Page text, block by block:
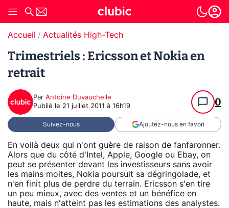
Accueil Actualités High-Tech
Trimestriels : Ericsson et Nokia en
retrait
Par Antoine Duvauchelle
Publié le 21 juillet 2011 à 16h19 0
Suivez-nous Ajoutez-nous en favori
En voilà deux qui n'ont guère de raison de fanfaronner.
Alors que du côté d'Intel, Apple, Google ou Ebay, on
peut se présenter devant les investisseurs sans avoir
les mains moites, Nokia poursuit sa dégringolade, et
n'en finit plus de perdre du terrain. Ericsson s'en tire
un peu mieux, avec des ventes et un bénéfice en
haute, mais n'atteint pas les estimations des analystes.